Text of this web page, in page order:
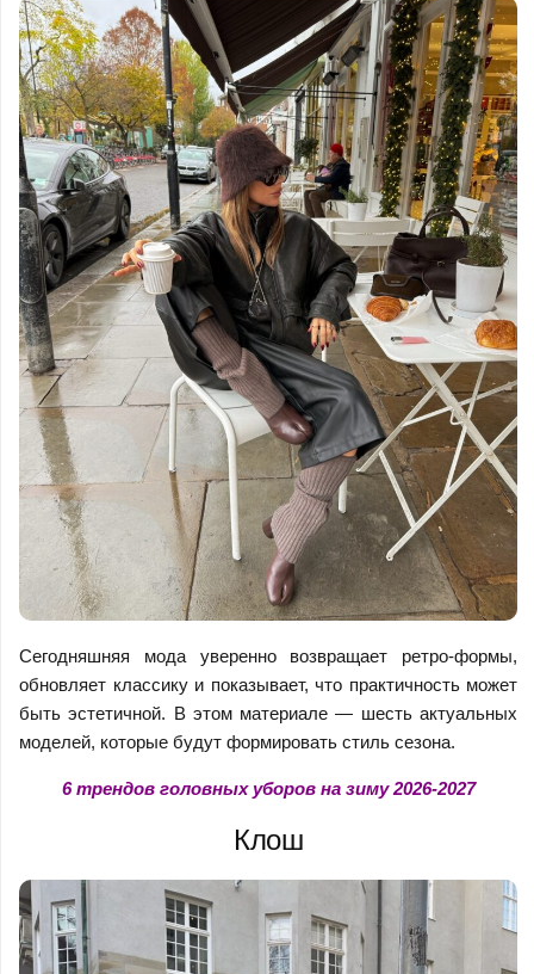
Сегодняшняя мода уверенно возвращает ретро-формы,
обновляет классику и показывает, что практичность может
быть эстетичной. В этом материале — шесть актуальных
моделей, которые будут формировать стиль сезона.
6 трендов головных уборов на зиму 2026-2027
Клош